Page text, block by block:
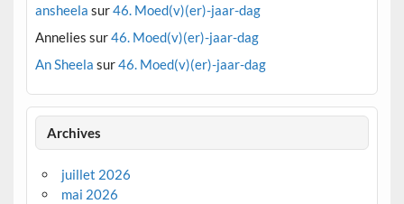
ansheela sur46. Moed(v)(er)-jaar-dag
Annelies sur46. Moed(v)(er)-jaar-dag
An Sheela sur46. Moed(v)(er)-jaar-dag
Archives
juillet 2026
mai 2026